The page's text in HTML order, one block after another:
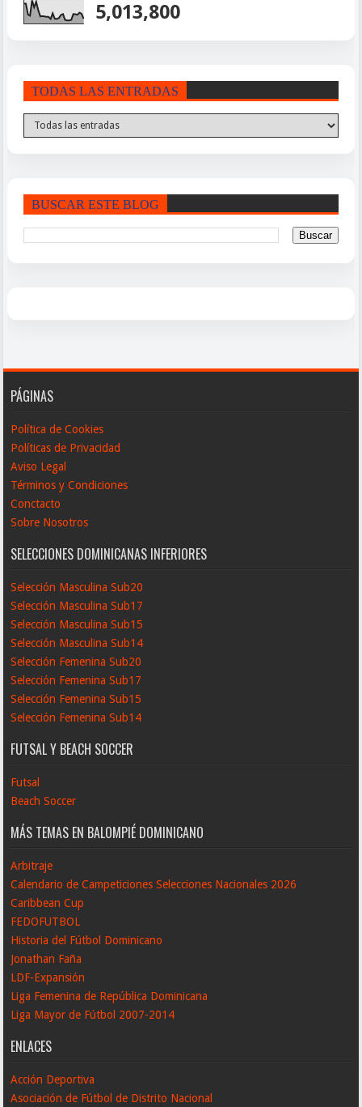
5,013,800
TODAS LAS ENTRADAS
BUSCAR ESTE BLOG
PÁGINAS
Política de Cookies
Políticas de Privacidad
Aviso Legal
Términos y Condiciones
Conctacto
Sobre Nosotros
SELECCIONES DOMINICANAS INFERIORES
Selección Masculina Sub20
Selección Masculina Sub17
Selección Masculina Sub15
Selección Masculina Sub14
Selección Femenina Sub20
Selección Femenina Sub17
Selección Femenina Sub15
Selección Femenina Sub14
FUTSAL Y BEACH SOCCER
Futsal
Beach Soccer
MÁS TEMAS EN BALOMPIÉ DOMINICANO
Arbitraje
Calendario de Campeticiones Selecciones Nacionales 2026
Caribbean Cup
FEDOFUTBOL
Historia del Fútbol Dominicano
Jonathan Faña
LDF-Expansión
Liga Femenina de República Dominicana
Liga Mayor de Fútbol 2007-2014
ENLACES
Acción Deportiva
Asociación de Fútbol de Distrito Nacional